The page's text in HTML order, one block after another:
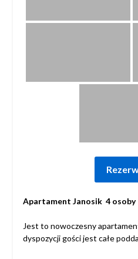
Apartament Janosik 4 osoby
Jest to nowoczesny
dyspozycji gości jest całe